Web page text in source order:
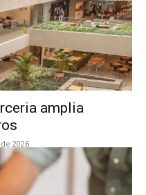
amplia
2026